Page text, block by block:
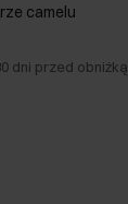
camelu
dni przed obniżką